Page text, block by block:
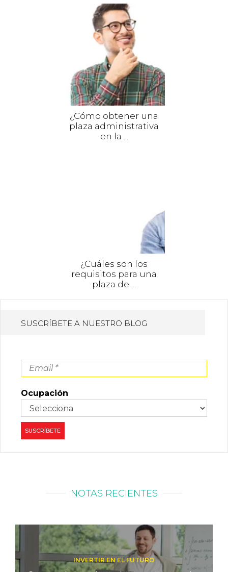
¿Cómo obtener una
plaza administrativa
en la ...
¿Cuáles son los
requisitos para una
plaza de ...
SUSCRÍBETE A NUESTRO BLOG
Ocupación
NOTAS RECIENTES
INVERTIR EN EL FUTURO